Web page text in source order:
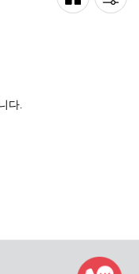
다.